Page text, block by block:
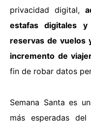
privacidad digital,
estafas digitales
reservas de vuelos
incremento de
fin de robar datos
Semana Santa es
más esperadas